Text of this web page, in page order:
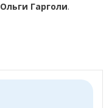
Ольги Гарголи.